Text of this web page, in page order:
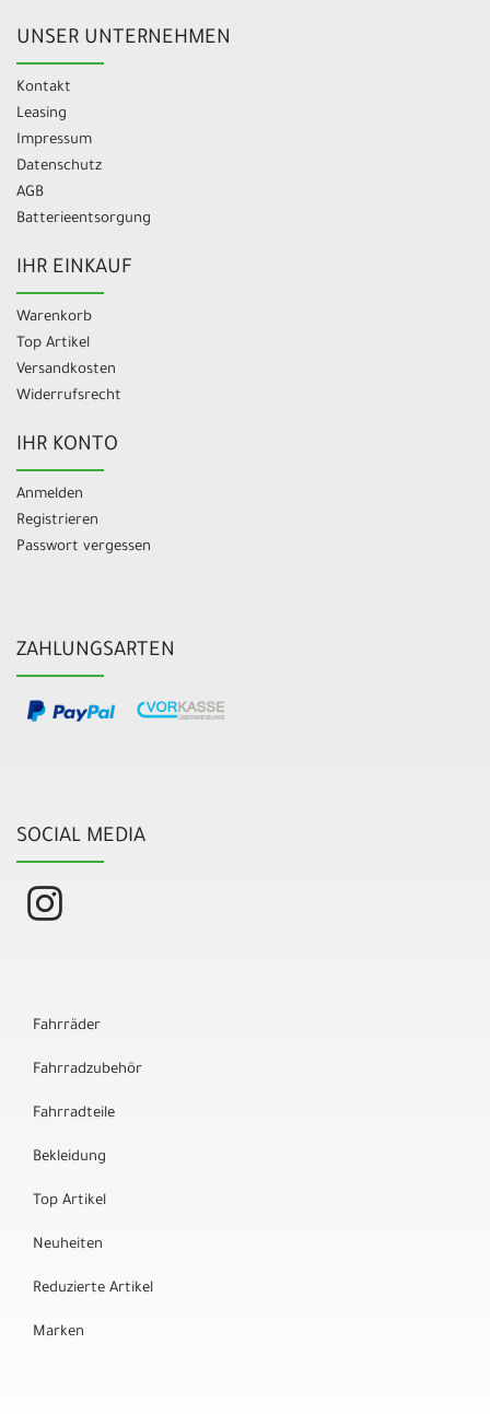
UNSER UNTERNEHMEN
Kontakt
Leasing
Impressum
Datenschutz
AGB
Batterieentsorgung
IHR EINKAUF
Warenkorb
Top Artikel
Versandkosten
Widerrufsrecht
IHR KONTO
Anmelden
Registrieren
Passwort vergessen
ZAHLUNGSARTEN
SOCIAL MEDIA
Fahrräder
Fahrradzubehör
Fahrradteile
Bekleidung
Top Artikel
Neuheiten
Reduzierte Artikel
Marken